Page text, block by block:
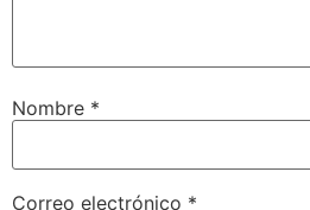
Nombre *
Correo electrónico *